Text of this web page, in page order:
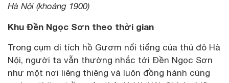
Hà Nội (khoảng 1900)
Khu Đền Ngọc Sơn theo thời gian
Trong cụm di tích hồ Gươm nổi tiếng của thủ đô Hà
Nội, người ta vẫn thường nhắc tới Đền Ngọc Sơn
như một nơi liêng thiêng và luôn đồng hành cùng